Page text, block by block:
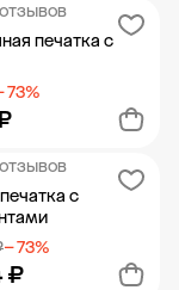
в корзину
печатка с
73%
в корзину
с
− 73%
₽